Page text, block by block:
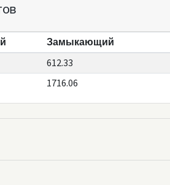
Замыкающий
612.33
1716.06